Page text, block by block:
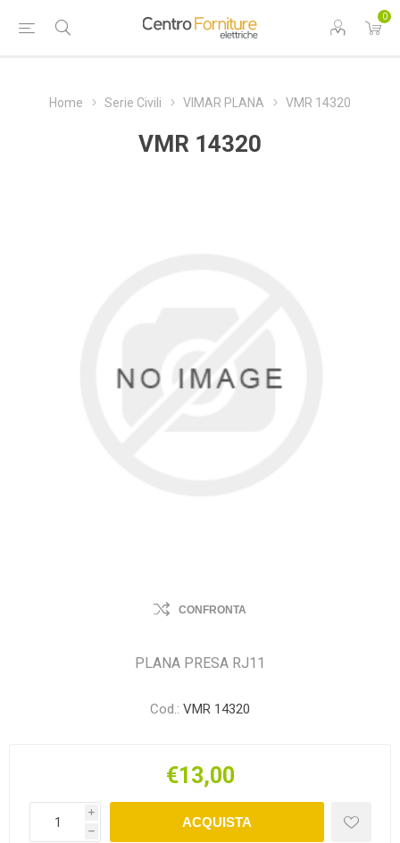
0
Home Serie Civili VIMAR PLANA VMR 14320
VMR 14320
CONFRONTA
PLANA PRESA RJ11
Cod.: VMR 14320
€13,00
i
h
ACQUISTA